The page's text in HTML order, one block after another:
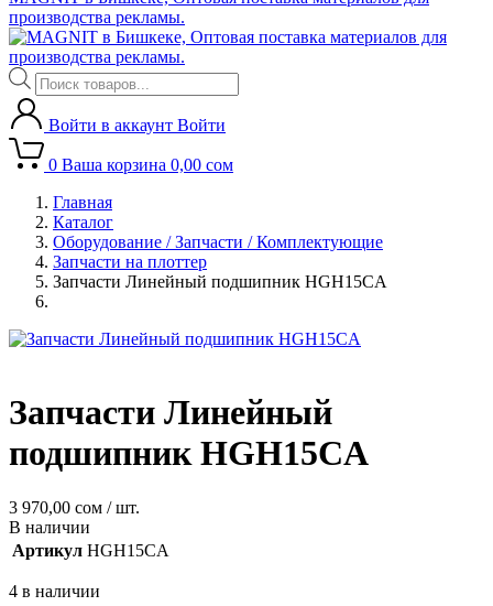
производства рекламы.
Поиск
товаров
Войти в аккаунт Войти
0 Ваша корзина 0,00 сом
Главная
Каталог
Оборудование / Запчасти / Комплектующие
Запчасти на плоттер
Запчасти Линейный подшипник HGH15CA
Запчасти Линейный
подшипник HGH15CA
3 970,00 сом / шт.
В наличии
Артикул HGH15CA
4 в наличии